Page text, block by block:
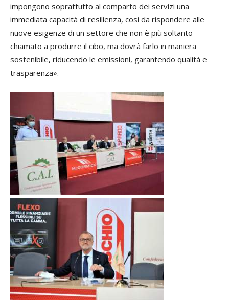
impongono soprattutto al comparto dei servizi una
immediata capacità di resilienza, così da rispondere alle
nuove esigenze di un settore che non è più soltanto
chiamato a produrre il cibo, ma dovrà farlo in maniera
sostenibile, riducendo le emissioni, garantendo qualità e
trasparenza».